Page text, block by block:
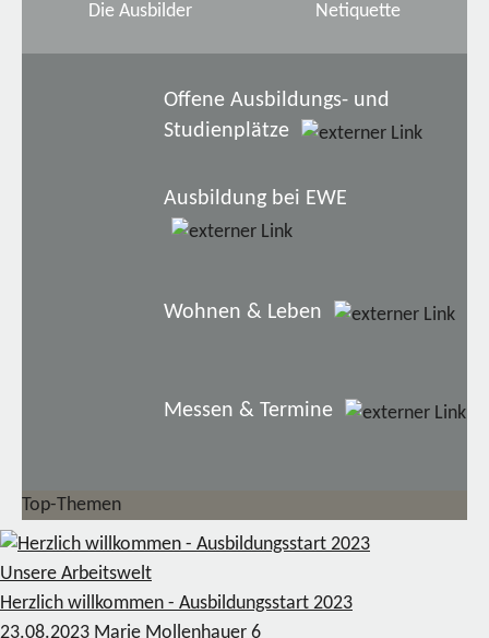
Die Ausbilder Netiquette
Offene Ausbildungs- und
Studienplätze
Ausbildung bei EWE
Wohnen & Leben
Messen & Termine
Top-Themen
Unsere Arbeitswelt
Herzlich willkommen - Ausbildungsstart 2023
23.08.2023 Marie Mollenhauer 6